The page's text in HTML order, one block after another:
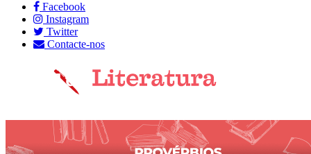
Facebook
Instagram
Twitter
Contacte-nos